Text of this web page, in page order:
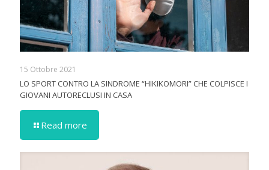
15 Ottobre 2021
LO SPORT CONTRO LA SINDROME “HIKIKOMORI” CHE COLPISCE I
GIOVANI AUTORECLUSI IN CASA
Read more